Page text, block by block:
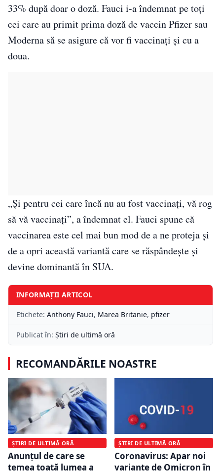
33% după doar o doză. Fauci i-a îndemnat pe toți
cei care au primit prima doză de vaccin Pfizer sau
Moderna să se asigure că vor fi vaccinați și cu a
doua.
„Și pentru cei care încă nu au fost vaccinați, vă rog
să vă vaccinați”, a îndemnat el. Fauci spune că
vaccinarea este cel mai bun mod de a ne proteja și
de a opri această variantă care se răspândește și
devine dominantă în SUA.
INFORMAȚII ARTICOL
Etichete: Anthony Fauci, Marea Britanie, pfizer
Publicat în: Știri de ultimă oră
RECOMANDĂRILE NOASTRE
ȘTIRI DE ULTIMĂ ORĂ
Anunțul de care se
temea toată lumea a
ȘTIRI DE ULTIMĂ ORĂ
Coronavirus: Apar noi
variante de Omicron în